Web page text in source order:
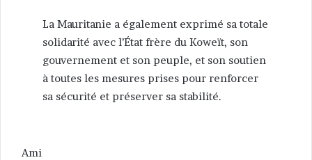
La Mauritanie a également exprimé sa totale
solidarité avec l’État frère du Koweït, son
gouvernement et son peuple, et son soutien
à toutes les mesures prises pour renforcer
sa sécurité et préserver sa stabilité.
Ami